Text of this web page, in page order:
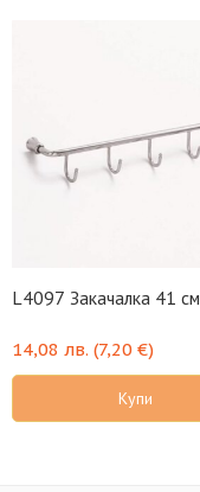
L4097 Закачалка 41 см
14,08 лв. (7,20 €)
Купи